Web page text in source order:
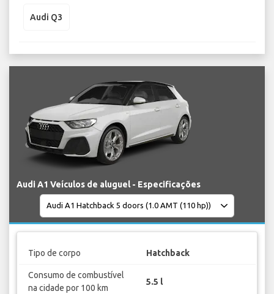
Audi Q3
Audi A1 Veículos de aluguel - Especificações
Tipo de corpo Hatchback
Consumo de combustível
na cidade por 100 km
5.5 l